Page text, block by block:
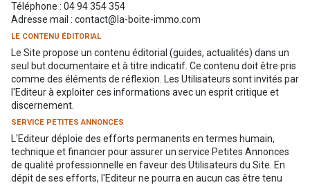
Téléphone : 04 94 354 354
Adresse mail : contact@la-boite-immo.com
LE CONTENU ÉDITORIAL
Le Site propose un contenu éditorial (guides, actualités) dans un
seul but documentaire et à titre indicatif. Ce contenu doit être pris
comme des éléments de réflexion. Les Utilisateurs sont invités par
l'Editeur à exploiter ces informations avec un esprit critique et
discernement.
SERVICE PETITES ANNONCES
L'Editeur déploie des efforts permanents en termes humain,
technique et financier pour assurer un service Petites Annonces
de qualité professionnelle en faveur des Utilisateurs du Site. En
dépit de ses efforts, l'Editeur ne pourra en aucun cas être tenu